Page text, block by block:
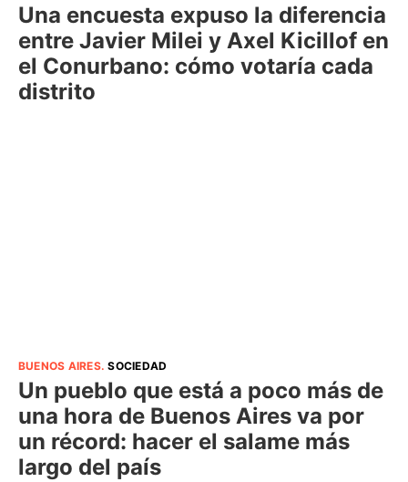
Una encuesta expuso la diferencia
entre Javier Milei y Axel Kicillof en
el Conurbano: cómo votaría cada
distrito
BUENOS AIRES.SOCIEDAD
Un pueblo que está a poco más de
una hora de Buenos Aires va por
un récord: hacer el salame más
largo del país